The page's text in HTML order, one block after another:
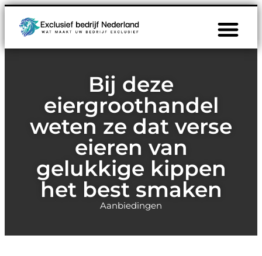
Bij deze
eiergroothandel
weten ze dat verse
eieren van
gelukkige kippen
het best smaken
Aanbiedingen